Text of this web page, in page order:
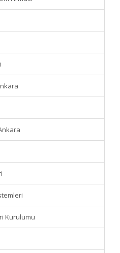
Kurulumu